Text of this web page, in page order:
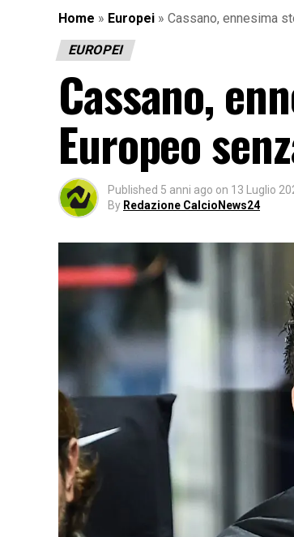
Home » Europei » Cassano, ennesima
EUROPEI
Cassano,
Europeo
Published 5 anni ago on 13 Luglio
By Redazione CalcioNews24